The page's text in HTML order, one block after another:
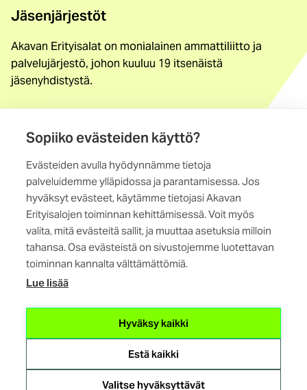
Sopiiko evästeiden käyttö?
Evästeiden avulla hyödynnämme tietoja
palveluidemme ylläpidossa ja parantamisessa. Jos
hyväksyt evästeet, käytämme tietojasi Akavan
Erityisalojen toiminnan kehittämisessä. Voit myös
valita, mitä evästeitä sallit, ja muuttaa asetuksia milloin
tahansa. Osa evästeistä on sivustojemme luotettavan
toiminnan kannalta välttämättömiä.
Lue lisää
Hyväksy kaikki
Estä kaikki
Valitse hyväksyttävät
Jäsenjärjestöt
Akavan Erityisalat on monialainen ammattiliitto ja
palvelujärjestö, johon kuuluu 19 itsenäistä
jäsenyhdistystä.
Yhteystiedot
Maistraatinportti 4 A, 6. krs
00240 Helsinki
Kaikki yhteystiedot
(ulkoinen
Tietosuojaseloste